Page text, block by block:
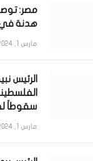
مصر:
هدنة
مارس 1, 2024
الرئيس
سقوطاً
مارس 1, 2024